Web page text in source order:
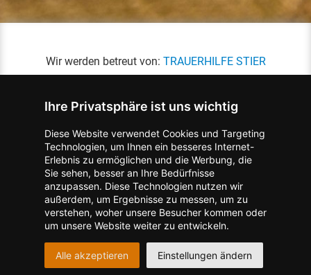
Ihre Privatsphäre ist uns wichtig
Diese Website verwendet Cookies und Targeting
Technologien, um Ihnen ein besseres Internet-
Erlebnis zu ermöglichen und die Werbung, die
Sie sehen, besser an Ihre Bedürfnisse
anzupassen. Diese Technologien nutzen wir
außerdem, um Ergebnisse zu messen, um zu
verstehen, woher unsere Besucher kommen oder
um unsere Website weiter zu entwickeln.
Alle akzeptieren Einstellungen ändern
Wir werden betreut von: TRAUERHILFE STIER
Kontakt zum Verlag aufnehmen Missbrauch melden
Impressum Datenschutz
Barrierefreiheit
Barriere melden
m
A
c
c
e
Accessibility-Modus aktivieren
I
m
K
o
n
Kontrastmodus aktivieren
Hilfe
eigenes Gedenkportal erstellen
Vertrag widerrufen